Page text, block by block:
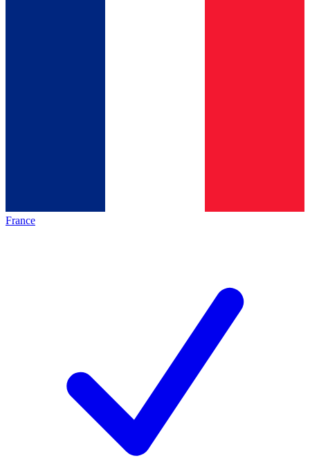
France